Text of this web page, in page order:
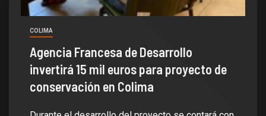
COLIMA
Agencia Francesa de Desarrollo
invertirá 15 mil euros para proyecto de
conservación en Colima